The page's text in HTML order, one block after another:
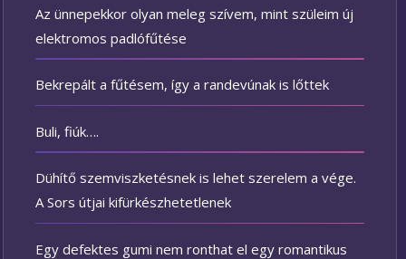
Az ünnepekkor olyan meleg szívem, mint szüleim új
elektromos padlófűtése
Bekrepált a fűtésem, így a randevúnak is lőttek
Buli, fiúk….
Dühítő szemviszketésnek is lehet szerelem a vége.
A Sors útjai kifürkészhetetlenek
Egy defektes gumi nem ronthat el egy romantikus